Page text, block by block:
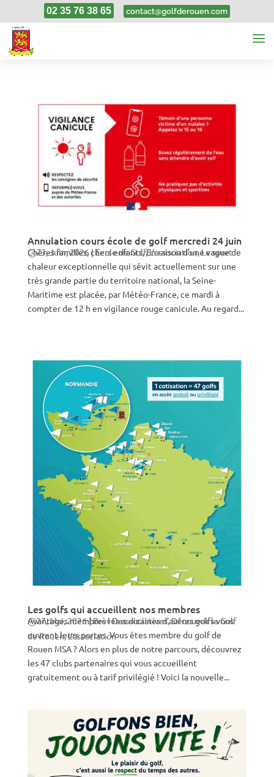
02 35 76 38 65 contact@golfderouen.com
Annulation cours école de golf mercredi 24 juin
23, Juin, 2026|Ecole de Golf,L'association,Le sport
Chères familles, chers enfants, En raison d’une vague de
chaleur exceptionnelle qui sévit actuellement sur une
très grande partie du territoire national, la Seine-
Maritime est placée, par Météo-France, ce mardi à
compter de 12 h en vigilance rouge canicule. Au regard...
Les golfs qui accueillent nos membres
27, Mai, 2026|Brèves associatives,Découvrir le Golf
de Rouen,L'association
Avantages membres ! Des dizaines d’autres golfs vous
ouvrent leurs portes. Vous êtes membre du golf de
Rouen MSA ? Alors en plus de notre parcours, découvrez
les 47 clubs partenaires qui vous accueillent
gratuitement ou à tarif privilégié ! Voici la nouvelle...